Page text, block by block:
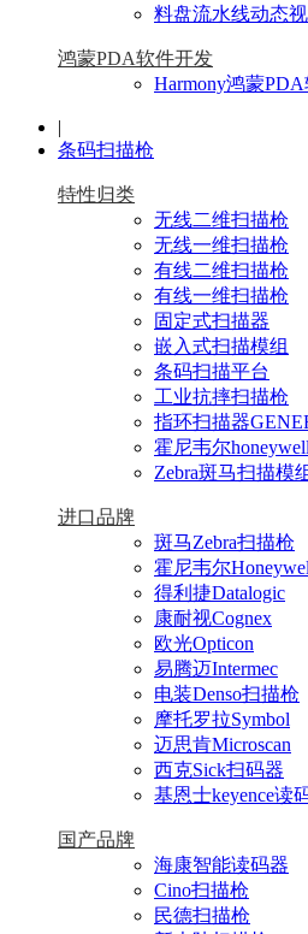
料盘流水线动态
鸿蒙PDA软件开发
Harmony鸿蒙
|
条码扫描枪
特性归类
无线二维扫描枪
无线一维扫描枪
有线二维扫描枪
有线一维扫描枪
固定式扫描器
嵌入式扫描模组
条码扫描平台
工业抗摔扫描枪
指环扫描器
霍尼韦尔
Zebra斑马扫描模
进口品牌
斑马Zebra扫描枪
霍尼韦尔
得利捷Datalogic
康耐视Cognex
欧光Opticon
易腾迈Intermec
电装Denso扫描枪
摩托罗拉Symbol
迈思肯Microscan
西克Sick扫码器
基恩士keyence读
国产品牌
海康智能读码器
Cino扫描枪
民德扫描枪